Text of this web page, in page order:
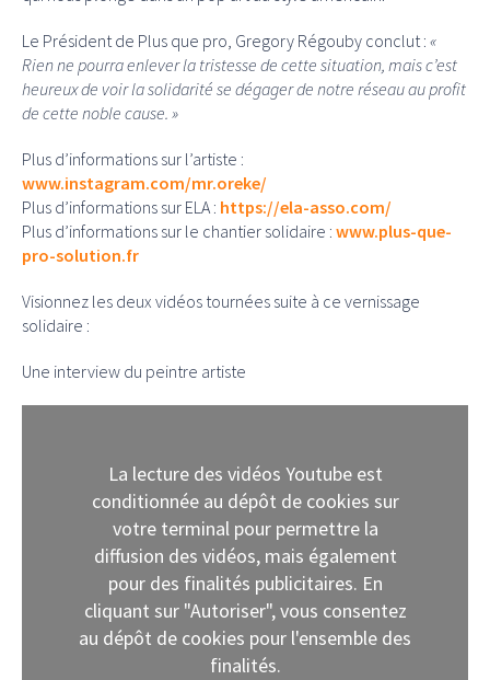
Le Président de Plus que pro, Gregory Régouby conclut : «
Rien ne pourra enlever la tristesse de cette situation, mais c’est
heureux de voir la solidarité se dégager de notre réseau au profit
de cette noble cause. »
Plus d’informations sur l’artiste :
www.instagram.com/mr.oreke/
Plus d’informations sur ELA : https://ela-asso.com/
Plus d’informations sur le chantier solidaire : www.plus-que-
pro-solution.fr
Visionnez les deux vidéos tournées suite à ce vernissage
solidaire :
Une interview du peintre artiste
La lecture des vidéos Youtube est
conditionnée au dépôt de cookies sur
votre terminal pour permettre la
diffusion des vidéos, mais également
pour des finalités publicitaires. En
cliquant sur "Autoriser", vous consentez
au dépôt de cookies pour l'ensemble des
finalités.